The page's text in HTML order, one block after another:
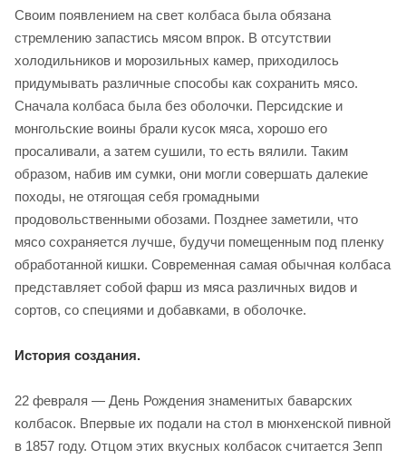
Своим появлением на свет колбаса была обязана
стремлению запастись мясом впрок. В отсутствии
холодильников и морозильных камер, приходилось
придумывать различные способы как сохранить мясо.
Сначала колбаса была без оболочки. Персидские и
монгольские воины брали кусок мяса, хорошо его
просаливали, а затем сушили, то есть вялили. Таким
образом, набив им сумки, они могли совершать далекие
походы, не отягощая себя громадными
продовольственными обозами. Позднее заметили, что
мясо сохраняется лучше, будучи помещенным под пленку
обработанной кишки. Современная самая обычная колбаса
представляет собой фарш из мяса различных видов и
сортов, со специями и добавками, в оболочке.
История создания.
22 февраля — День Рождения знаменитых баварских
колбасок. Впервые их подали на стол в мюнхенской пивной
в 1857 году. Отцом этих вкусных колбасок считается Зепп